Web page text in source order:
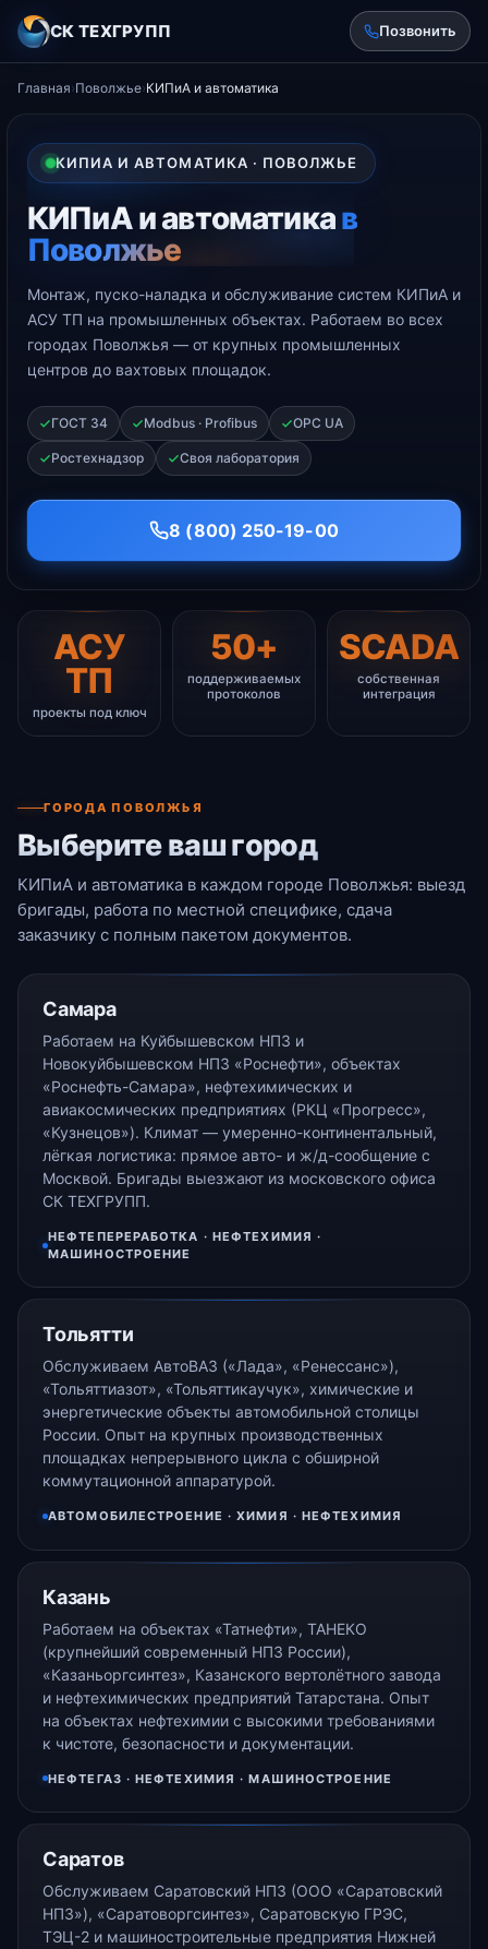
СК ТЕХГРУПП Позвонить
Главная›Поволжье›КИПиА и автоматика
КИПИА И АВТОМАТИКА · ПОВОЛЖЬЕ
КИПиА и автоматикав
Поволжье
Монтаж, пуско-наладка и обслуживание систем КИПиА и
АСУ ТП на промышленных объектах. Работаем во всех
городах Поволжья — от крупных промышленных
центров до вахтовых площадок.
ГОСТ 34 Modbus · Profibus OPC UA
Ростехнадзор Своя лаборатория
8 (800) 250-19-00
АСУ
ТП
проекты под ключ
50+
поддерживаемых
протоколов
SCADA
собственная
интеграция
ГОРОДА ПОВОЛЖЬЯ
Выберите ваш город
КИПиА и автоматика в каждом городе Поволжья: выезд
бригады, работа по местной специфике, сдача
заказчику с полным пакетом документов.
Самара
Работаем на Куйбышевском НПЗ и
Новокуйбышевском НПЗ «Роснефти», объектах
«Роснефть-Самара», нефтехимических и
авиакосмических предприятиях (РКЦ «Прогресс»,
«Кузнецов»). Климат — умеренно-континентальный,
лёгкая логистика: прямое авто- и ж/д-сообщение с
Москвой. Бригады выезжают из московского офиса
СК ТЕХГРУПП.
НЕФТЕПЕРЕРАБОТКА · НЕФТЕХИМИЯ ·
МАШИНОСТРОЕНИЕ
Тольятти
Обслуживаем АвтоВАЗ («Лада», «Ренессанс»),
«Тольяттиазот», «Тольяттикаучук», химические и
энергетические объекты автомобильной столицы
России. Опыт на крупных производственных
площадках непрерывного цикла с обширной
коммутационной аппаратурой.
АВТОМОБИЛЕСТРОЕНИЕ · ХИМИЯ · НЕФТЕХИМИЯ
Казань
Работаем на объектах «Татнефти», ТАНЕКО
(крупнейший современный НПЗ России),
«Казаньоргсинтез», Казанского вертолётного завода
и нефтехимических предприятий Татарстана. Опыт
на объектах нефтехимии с высокими требованиями
к чистоте, безопасности и документации.
НЕФТЕГАЗ · НЕФТЕХИМИЯ · МАШИНОСТРОЕНИЕ
Саратов
Обслуживаем Саратовский НПЗ (ООО «Саратовский
НПЗ»), «Саратоворгсинтез», Саратовскую ГРЭС,
ТЭЦ-2 и машиностроительные предприятия Нижней